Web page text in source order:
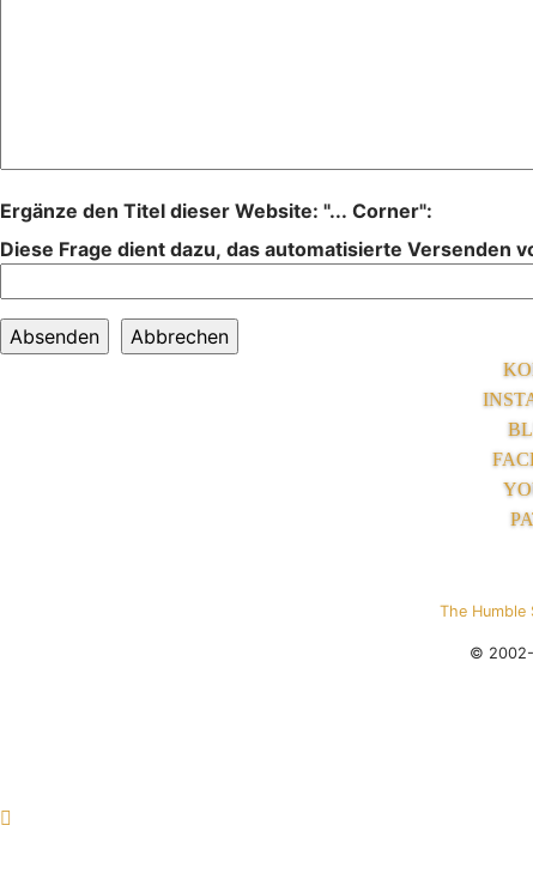
Ergänze den Titel dieser Website: "... Corner":
Diese Frage dient dazu, das automatisierte Versenden
The Humble
© 2002-